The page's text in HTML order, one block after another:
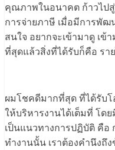
คุณภาพในอนาคต ก้าวไป
การจ่ายภาษี เมื่อมีการพั
สนใจ อยากจะเข้ามาดู เข้
ที่สุดแล้วสิ่งที่ได้รับก็คือ รา
ผมโชคดีมากที่สุด ที่ได้รับ
ให้บริหารงานได้เต็มที่ โด
เป็นแนวทางการปฏิบัติ คือ
ทำงานนั้น เราต้องคำนึงถึ